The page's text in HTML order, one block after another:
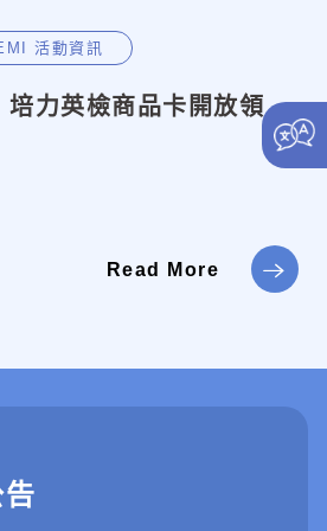
Read More
活動資訊
培力英檢商品卡開放領